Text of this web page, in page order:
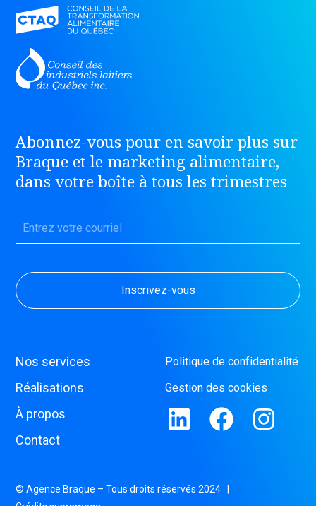
Nos services
Réalisations
À propos
Contact
Politique de confidentialité
Gestion des cookies
Abonnez-vous pour en savoir plus sur
Braque et le marketing alimentaire,
dans votre boîte à tous les trimestres
© Agence Braque – Tous droits réservés 2024 |